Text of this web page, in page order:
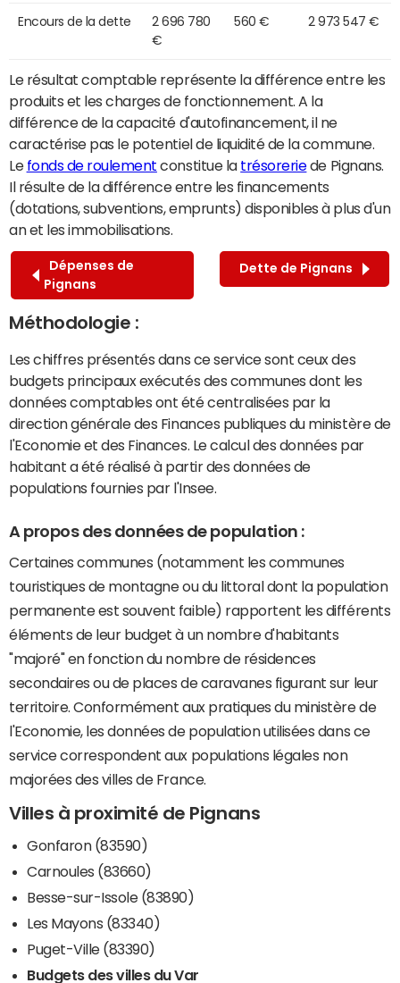
Encours de la dette
2 696 780
€
560 € 2 973 547 €
Le résultat comptable représente la différence entre les
produits et les charges de fonctionnement. A la
différence de la capacité d'autofinancement, il ne
caractérise pas le potentiel de liquidité de la commune.
Le fonds de roulement constitue la trésoreriede Pignans.
Il résulte de la différence entre les financements
(dotations, subventions, emprunts) disponibles à plus d'un
an et les immobilisations.
Dépenses de
Pignans
Dette de Pignans
Méthodologie :
Les chiffres présentés dans ce service sont ceux des
budgets principaux exécutés des communes dont les
données comptables ont été centralisées par la
direction générale des Finances publiques du ministère de
l'Economie et des Finances. Le calcul des données par
habitant a été réalisé à partir des données de
populations fournies par l'Insee.
A propos des données de population :
Certaines communes (notamment les communes
touristiques de montagne ou du littoral dont la population
permanente est souvent faible) rapportent les différents
éléments de leur budget à un nombre d'habitants
"majoré" en fonction du nombre de résidences
secondaires ou de places de caravanes figurant sur leur
territoire. Conformément aux pratiques du ministère de
l'Economie, les données de population utilisées dans ce
service correspondent aux populations légales non
majorées des villes de France.
Villes à proximité de Pignans
Gonfaron (83590)
Carnoules (83660)
Besse-sur-Issole (83890)
Les Mayons (83340)
Puget-Ville (83390)
Budgets des villes du Var